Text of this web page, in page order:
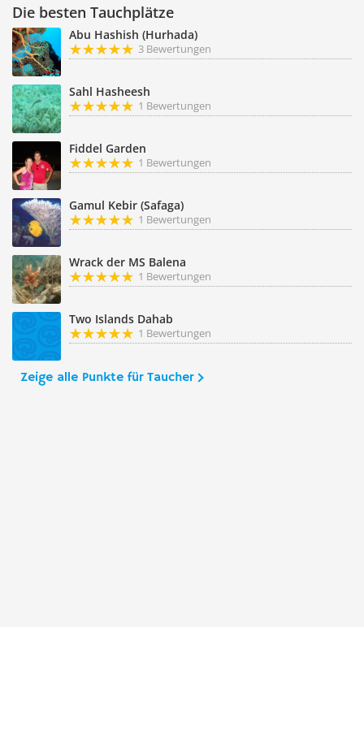
Die besten Tauchplätze
Abu Hashish (Hurhada)
3 Bewertungen
Sahl Hasheesh
1 Bewertungen
Fiddel Garden
1 Bewertungen
Gamul Kebir (Safaga)
1 Bewertungen
Wrack der MS Balena
1 Bewertungen
Two Islands Dahab
1 Bewertungen
Zeige alle Punkte für Taucher